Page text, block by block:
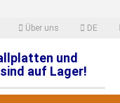
Über uns DE
und
auf Lager!